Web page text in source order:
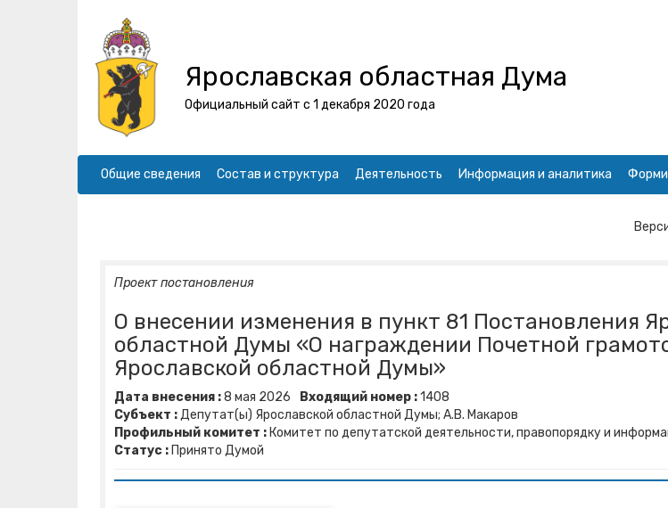
Ярославская областная Дума
Официальный сайт с 1 декабря 2020 года
Общие сведения Состав и структура Деятельность Информация и аналитика
Проект постановления
О внесении изменения в пункт 81 Постановления
областной Думы «О награждении Почетной
Ярославской областной Думы»
Дата внесения :8 мая 2026 Входящий номер :1408
Субъект :Депутат(ы) Ярославской областной Думы; А.В. Макаров
Профильный комитет : Комитет по депутатской деятельности, правопорядку и
Статус : Принято Думой